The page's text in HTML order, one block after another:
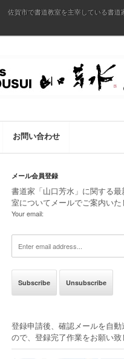
佐賀市で書道教室を主宰している書道
お問い合わせ
メール会員登録
書道家「山口芳水」に関する
室についてメールでご案内いた
Your email:
登録申請後、確認メールを自
ので、登録完了作業をお願い致